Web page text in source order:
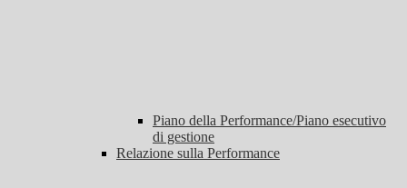
Piano della Performance/Piano esecutivo
di gestione
Relazione sulla Performance